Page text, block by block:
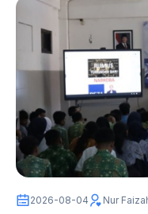
2026-08-04 Nur